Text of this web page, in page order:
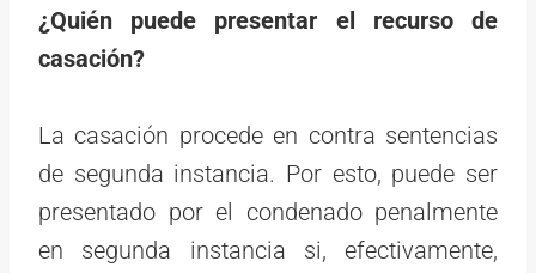
¿Quién puede presentar el recurso de
casación?
La casación procede en contra sentencias
de segunda instancia. Por esto, puede ser
presentado por el condenado penalmente
en segunda instancia si, efectivamente,